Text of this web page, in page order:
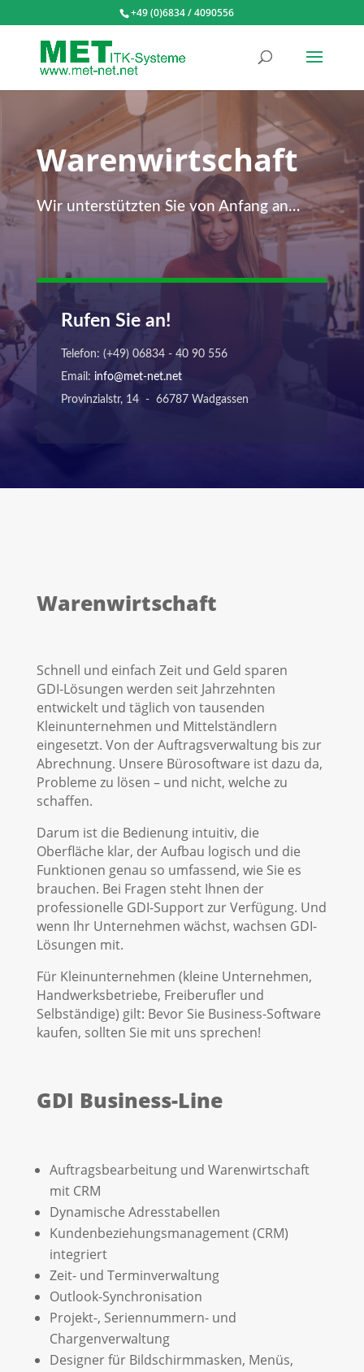
+49 (0)6834 / 4090556
Warenwirtschaft
Wir unterstützten Sie von Anfang an…
Rufen Sie an!
Telefon: (+49) 06834 - 40 90 556
Email: info@met-net.net
Provinzialstr, 14 - 66787 Wadgassen
Warenwirtschaft
Schnell und einfach Zeit und Geld sparen
GDI-Lösungen werden seit Jahrzehnten
entwickelt und täglich von tausenden
Kleinunternehmen und Mittelständlern
eingesetzt. Von der Auftragsverwaltung bis zur
Abrechnung. Unsere Bürosoftware ist dazu da,
Probleme zu lösen – und nicht, welche zu
schaffen.
Darum ist die Bedienung intuitiv, die
Oberfläche klar, der Aufbau logisch und die
Funktionen genau so umfassend, wie Sie es
brauchen. Bei Fragen steht Ihnen der
professionelle GDI-Support zur Verfügung. Und
wenn Ihr Unternehmen wächst, wachsen GDI-
Lösungen mit.
Für Kleinunternehmen (kleine Unternehmen,
Handwerksbetriebe, Freiberufler und
Selbständige) gilt: Bevor Sie Business-Software
kaufen, sollten Sie mit uns sprechen!
GDI Business-Line
Auftragsbearbeitung und Warenwirtschaft
mit CRM
Dynamische Adresstabellen
Kundenbeziehungsmanagement (CRM)
integriert
Zeit- und Terminverwaltung
Outlook-Synchronisation
Projekt-, Seriennummern- und
Chargenverwaltung
Designer für Bildschirmmasken, Menüs,